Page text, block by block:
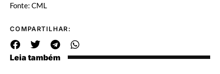
Fonte: CML
COMPARTILHAR:
Leia também